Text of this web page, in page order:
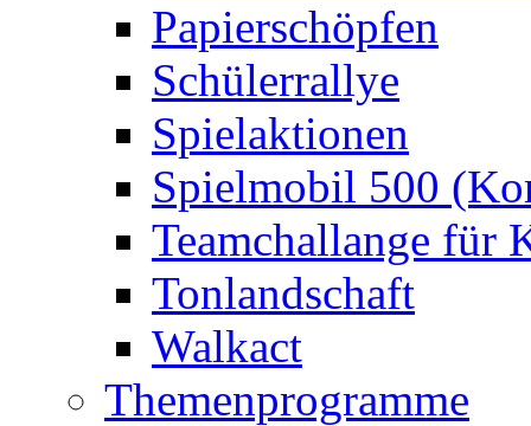
Papierschöpfen
Schülerrallye
Spielaktionen
Spielmobil 500
Teamchallange für
Tonlandschaft
Walkact
Themenprogramme